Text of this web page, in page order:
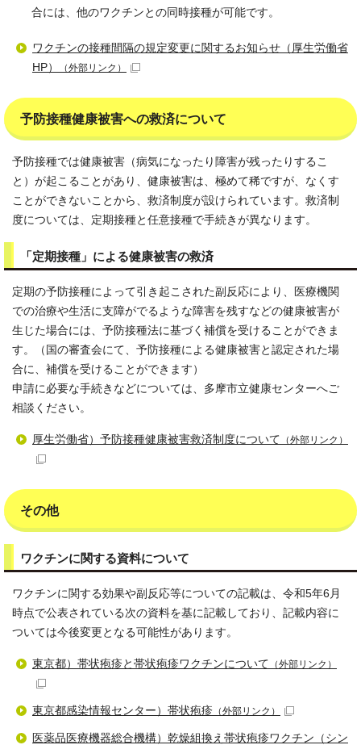
合には、他のワクチンとの同時接種が可能です。
ワクチンの接種間隔の規定変更に関するお知らせ（厚生労働省
HP）
（外部リンク）
予防接種健康被害への救済について
予防接種では健康被害（病気になったり障害が残ったりするこ
と）が起こることがあり、健康被害は、極めて稀ですが、なくす
ことができないことから、救済制度が設けられています。救済制
度については、定期接種と任意接種で手続きが異なります。
「定期接種」による健康被害の救済
定期の予防接種によって引き起こされた副反応により、医療機関
での治療や生活に支障がでるような障害を残すなどの健康被害が
生じた場合には、予防接種法に基づく補償を受けることができま
す。（国の審査会にて、予防接種による健康被害と認定された場
合に、補償を受けることができます）
申請に必要な手続きなどについては、多摩市立健康センターへご
相談ください。
厚生労働省）予防接種健康被害救済制度について （外部リンク）
その他
ワクチンに関する資料について
ワクチンに関する効果や副反応等についての記載は、令和5年6月
時点で公表されている次の資料を基に記載しており、記載内容に
ついては今後変更となる可能性があります。
東京都）帯状疱疹と帯状疱疹ワクチンについて （外部リンク）
東京都感染情報センター）帯状疱疹 （外部リンク）
医薬品医療機器総合機構）乾燥組換え帯状疱疹ワクチン（シン